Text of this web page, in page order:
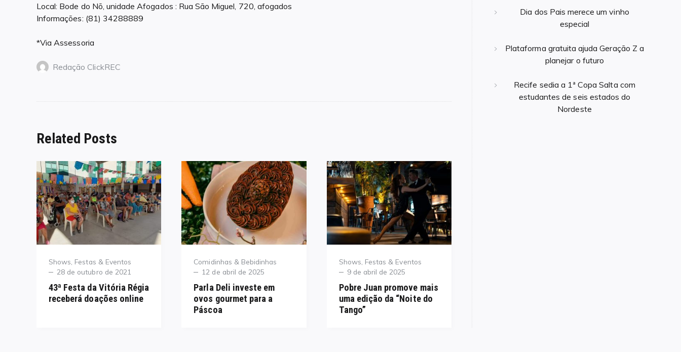
Local: Bode do Nõ, unidade Afogados : Rua São Miguel, 720, afogados
Informações: (81) 34288889
*Via Assessoria
Redação ClickREC
Related Posts
Category
Shows, Festas & Eventos
Posted
28 de outubro de 2021
43ª Festa da Vitória Régia
receberá doações online
Category
Comidinhas & Bebidinhas
Posted
12 de abril de 2025
Parla Deli investe em
ovos gourmet para a
Páscoa
Category
Shows, Festas & Eventos
Posted
9 de abril de 2025
Pobre Juan promove mais
uma edição da “Noite do
Tango”
Dia dos Pais merece um vinho
especial
Plataforma gratuita ajuda Geração Z a
planejar o futuro
Recife sedia a 1ª Copa Salta com
estudantes de seis estados do
Nordeste